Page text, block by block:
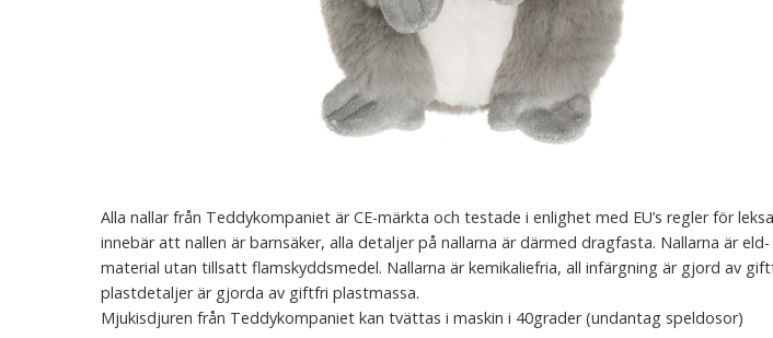
Alla nallar från Teddykompaniet är CE-märkta och testade i enlighet med EU’s regler för
innebär att nallen är barnsäker, alla detaljer på nallarna är därmed dragfasta. Nallarna är
material utan tillsatt flamskyddsmedel. Nallarna är kemikaliefria, all infärgning är gjord av
plastdetaljer är gjorda av giftfri plastmassa.
Mjukisdjuren från Teddykompaniet kan tvättas i maskin i 40grader (undantag speldosor)